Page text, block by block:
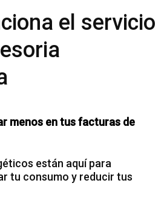
el servicio
menos en tus facturas de
están aquí para
tu consumo y reducir tus